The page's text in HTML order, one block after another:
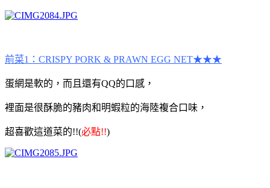
前菜1：CRISPY PORK & PRAWN EGG NET★★★
蛋網是軟的，而且還有QQ的口感，
裡面是很酥脆的豬肉和明蝦粒的海陸複合口味，
超喜歡這道菜的!!(必點!!)